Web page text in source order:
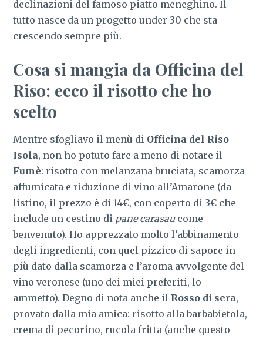
declinazioni del famoso piatto meneghino. Il
tutto nasce da un progetto under 30 che sta
crescendo sempre più.
Cosa si mangia da Officina del
Riso: ecco il risotto che ho
scelto
Mentre sfogliavo il menù di Officina del Riso
Isola, non ho potuto fare a meno di notare il
Fumè: risotto con melanzana bruciata, scamorza
affumicata e riduzione di vino all’Amarone (da
listino, il prezzo è di 14€, con coperto di 3€ che
include un cestino di pane carasaucome
benvenuto). Ho apprezzato molto l’abbinamento
degli ingredienti, con quel pizzico di sapore in
più dato dalla scamorza e l’aroma avvolgente del
vino veronese (uno dei miei preferiti, lo
ammetto).Degno di nota anche il Rosso di sera,
provato dalla mia amica: risotto alla barbabietola,
crema di pecorino, rucola fritta (anche questo